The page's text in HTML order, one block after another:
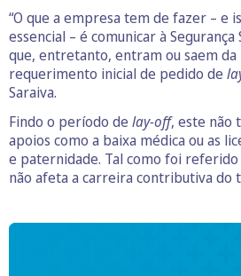
“O que a empresa tem de fazer – e
essencial – é comunicar à
que, entretanto, entram ou saem
requerimento inicial de pedido de
Saraiva.
Findo o período de lay-off, este não
apoios como a baixa médica ou as
e paternidade. Tal como foi
não afeta a carreira contributiva do